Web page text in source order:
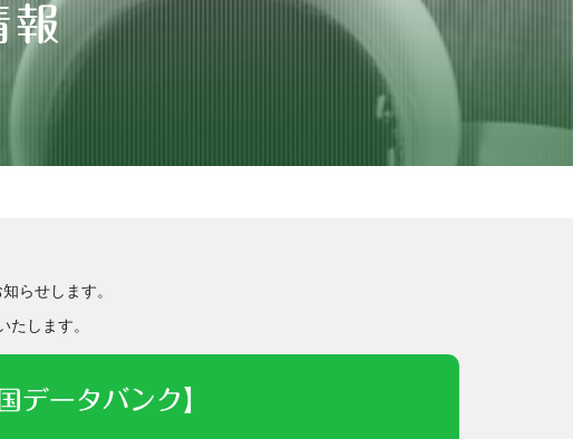
報
らせします。
します。
ータバンク】